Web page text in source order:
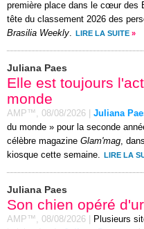
première place dans le cœur des
tête du classement 2026 des
Brasilia Weekly. LIRE LA SUITE »
Juliana Paes
Elle est toujours
monde
AMP™, 08/08/2026 Juliana
du monde » pour la seconde
célèbre magazine Glam'mag,
kiosque cette semaine.
LIRE LA
Juliana Paes
Son chien opéré
AMP™, 08/08/2026
Plusieurs